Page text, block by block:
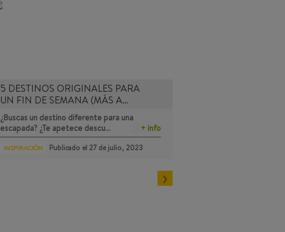
5 DESTINOS ORIGINALES PARA
UN FIN DE SEMANA (MÁS A…
¿Buscas un destino diferente para una
escapada? ¿Te apetece descu…
+ info
INSPIRACIÓN Publicado el 27 de julio, 2023